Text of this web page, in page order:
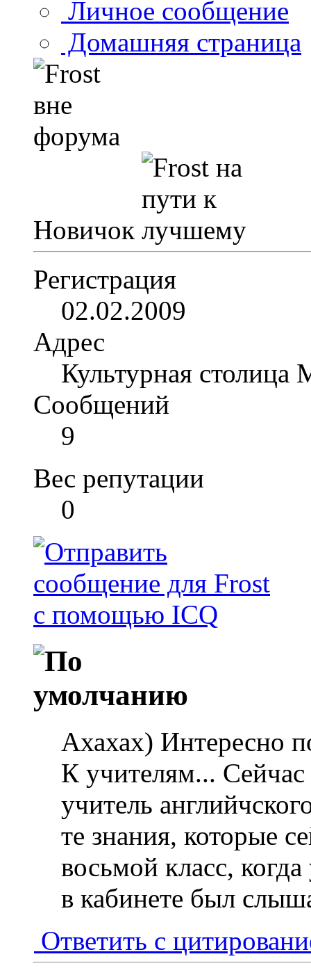
Личное сообщение
Домашняя страница
Новичок
Регистрация
02.02.2009
Адрес
Культурная столица
Сообщений
9
Вес репутации
0
Ахахах) Интересно
К учителям...
учитель
те знания, которые
восьмой класс,
в кабинете был
Ответить с